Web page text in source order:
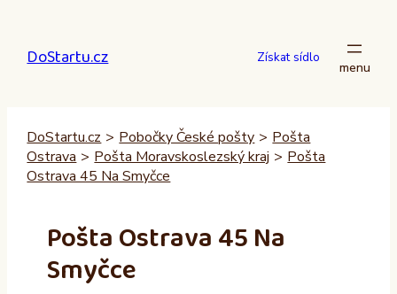
obsah
DoStartu.cz Získat sídlo
DoStartu.cz > Pobočky České pošty > Pošta
Ostrava > Pošta Moravskoslezský kraj > Pošta
Ostrava 45 Na Smyčce
Pošta Ostrava 45 Na
Smyčce